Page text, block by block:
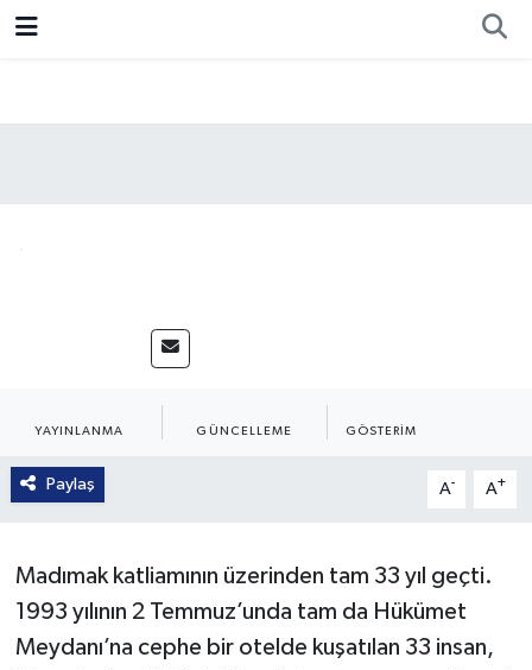
03.07.2026 - 10:49
Paylaş A- A+
Madımak katliamının üzerinden tam 33 yıl geçti.
1993 yılının 2 Temmuz’unda tam da Hükümet
Meydanı’na cephe bir otelde kuşatılan 33 insan,